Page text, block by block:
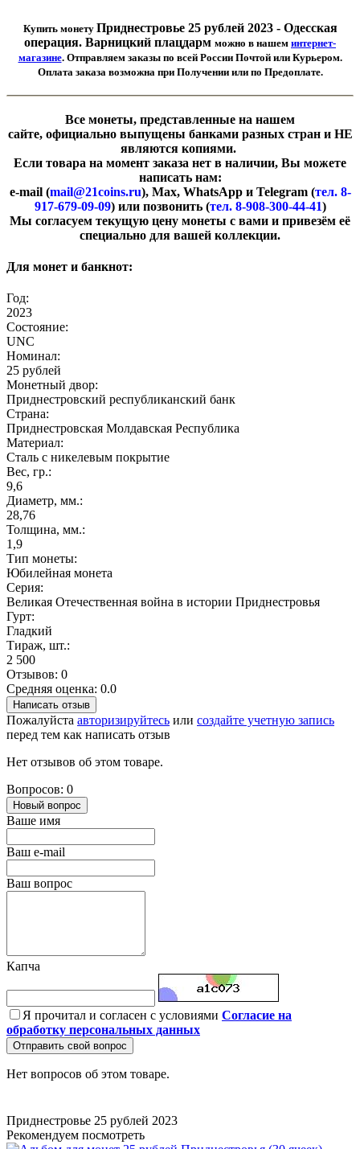
Купить монету Приднестровье 25 рублей 2023 - Одесская
операция. Варницкий плацдарм можно в нашем интернет-
магазине. Отправляем заказы по всей России Почтой или Курьером.
Оплата заказа возможна при Получении или по Предоплате.
Все монеты, представленные на нашем
сайте, официально выпущены банками разных стран и НЕ
являются копиями.
Если товара на момент заказа нет в наличии, Вы можете
написать нам:
e-mail (mail@21coins.ru), Max, WhatsApp и Telegram (тел. 8-
917-679-09-09) или позвонить (тел. 8-908-300-44-41)
​Мы согласуем текущую цену монеты с вами и привезём её
специально для вашей коллекции.
Для монет и банкнот:
Год:
2023
Состояние:
UNC
Номинал:
25 рублей
Монетный двор:
Приднестровский республиканский банк
Страна:
Приднестровская Молдавская Республика
Материал:
Сталь с никелевым покрытие
Вес, гр.:
9,6
Диаметр, мм.:
28,76
Толщина, мм.:
1,9
Тип монеты:
Юбилейная монета
Серия:
Великая Отечественная война в истории Приднестровья
Гурт:
Гладкий
Тираж, шт.:
2 500
Отзывов: 0
Средняя оценка: 0.0
Написать отзыв
Пожалуйста авторизируйтесь или создайте учетную запись
перед тем как написать отзыв
Нет отзывов об этом товаре.
Вопросов: 0
Новый вопрос
Ваше имя
Ваш e-mail
Ваш вопрос
Капча
Я прочитал и согласен с условиями Согласие на
обработку персональных данных
Отправить свой вопрос
Нет вопросов об этом товаре.
Приднестровье 25 рублей 2023
Рекомендуем посмотреть